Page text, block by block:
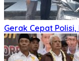
Gerak Cepat